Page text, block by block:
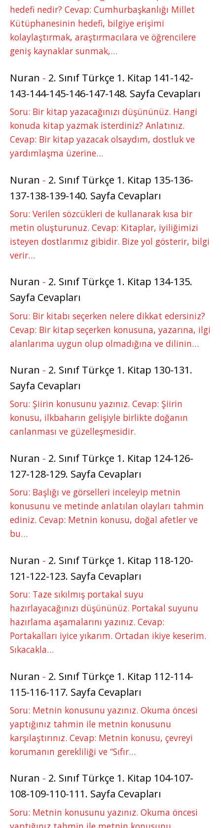
hedefi nedir? Cevap: Cumhurbaşkanlığı Millet
Kütüphanesinin hedefi, bilgiye erişimi
kolaylaştırmak, araştırmacılara ve öğrencilere
geniş kaynaklar sunmak,…
Nuran - 2. Sınıf Türkçe 1. Kitap 141-142-
143-144-145-146-147-148. Sayfa Cevapları
Soru: Bir kitap yazacağınızı düşününüz. Hangi
konuda kitap yazmak isterdiniz? Anlatınız.
Cevap: Bir kitap yazacak olsaydım, dostluk ve
yardımlaşma üzerine…
Nuran - 2. Sınıf Türkçe 1. Kitap 135-136-
137-138-139-140. Sayfa Cevapları
Soru: Verilen sözcükleri de kullanarak kısa bir
metin oluşturunuz. Cevap: Kitaplar, iyiliğimizi
isteyen dostlarımız gibidir. Bize yol gösterir, bilgi
verir…
Nuran - 2. Sınıf Türkçe 1. Kitap 134-135.
Sayfa Cevapları
Soru: Bir kitabı seçerken nelere dikkat edersiniz?
Cevap: Bir kitap seçerken konusuna, yazarına, ilgi
alanlarıma uygun olup olmadığına ve dilinin…
Nuran - 2. Sınıf Türkçe 1. Kitap 130-131.
Sayfa Cevapları
Soru: Şiirin konusunu yazınız. Cevap: Şiirin
konusu, ilkbaharın gelişiyle birlikte doğanın
canlanması ve güzelleşmesidir.
Nuran - 2. Sınıf Türkçe 1. Kitap 124-126-
127-128-129. Sayfa Cevapları
Soru: Başlığı ve görselleri inceleyip metnin
konusunu ve metinde anlatılan olayları tahmin
ediniz. Cevap: Metnin konusu, doğal afetler ve
bu…
Nuran - 2. Sınıf Türkçe 1. Kitap 118-120-
121-122-123. Sayfa Cevapları
Soru: Taze sıkılmış portakal suyu
hazırlayacağınızı düşününüz. Portakal suyunu
hazırlama aşamalarını yazınız. Cevap:
Portakalları iyice yıkarım. Ortadan ikiye keserim.
Sıkacakla…
Nuran - 2. Sınıf Türkçe 1. Kitap 112-114-
115-116-117. Sayfa Cevapları
Soru: Metnin konusunu yazınız. Okuma öncesi
yaptığınız tahmin ile metnin konusunu
karşılaştırınız. Cevap: Metnin konusu, çevreyi
korumanın gerekliliği ve “Sıfır…
Nuran - 2. Sınıf Türkçe 1. Kitap 104-107-
108-109-110-111. Sayfa Cevapları
Soru: Metnin konusunu yazınız. Okuma öncesi